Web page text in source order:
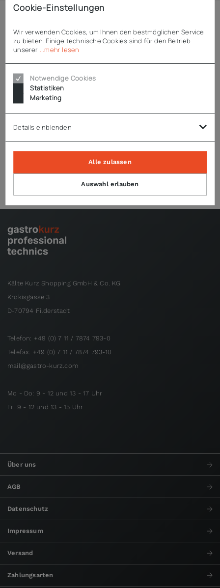
Beschreibung
passend zu Motorblock Senior
Verarbeitungsmenge: 20 - 40 l
Drehzahl: 2.800 - 9.500 U/min
Kälte Kurz Shopping GmbH & Co. KG
Krokisgasse 3
D-70794 Filderstadt
Telefon: +49 (0) 7 11 / 7874 793-0
Telefax: +49 (0) 7 11 / 7874 793-10
mail@gastro-kurz.com
Mo - Do: 9 - 12 und 13 - 17 Uhr
Fr: 9 - 12 und 13 - 15 Uhr
Über uns
AGB
Datenschutz
Impressum
Versand
Zahlungsarten
Cookie-Einstellungen
Wir verwenden Cookies, um Ihnen den bestmöglichen Service
zu bieten. Einige technische Cookies sind für den Betrieb
unserer
...mehr lesen
Notwendige Cookies
Statistiken
Marketing
Details einblenden
Auswahl erlauben
Alle zulassen